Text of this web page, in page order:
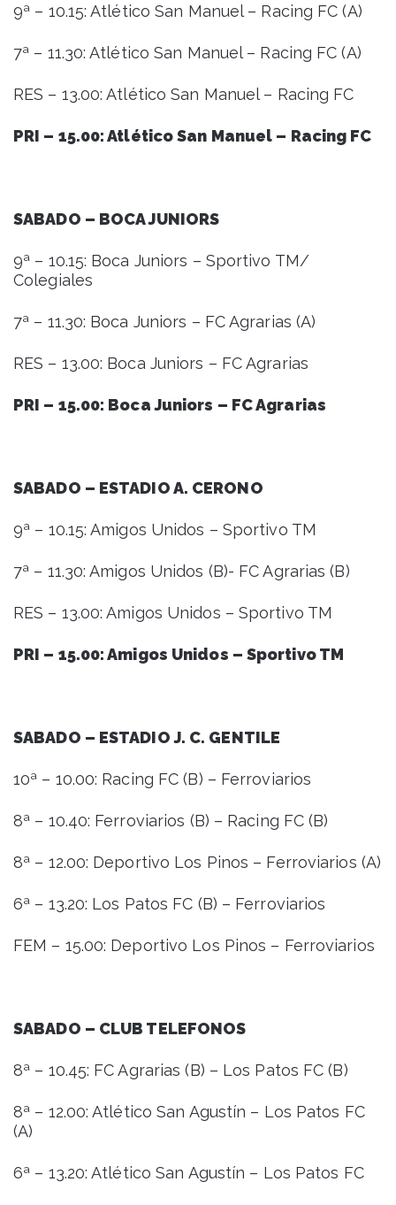
9ª – 10.15: Atlético San Manuel – Racing FC (A)
7ª – 11.30: Atlético San Manuel – Racing FC (A)
RES – 13.00: Atlético San Manuel – Racing FC
PRI – 15.00: Atlético San Manuel – Racing FC
SABADO – BOCA JUNIORS
9ª – 10.15: Boca Juniors – Sportivo TM/
Colegiales
7ª – 11.30: Boca Juniors – FC Agrarias (A)
RES – 13.00: Boca Juniors – FC Agrarias
PRI – 15.00: Boca Juniors – FC Agrarias
SABADO – ESTADIO A. CERONO
9ª – 10.15: Amigos Unidos – Sportivo TM
7ª – 11.30: Amigos Unidos (B)- FC Agrarias (B)
RES – 13.00: Amigos Unidos – Sportivo TM
PRI – 15.00: Amigos Unidos – Sportivo TM
SABADO – ESTADIO J. C. GENTILE
10ª – 10.00: Racing FC (B) – Ferroviarios
8ª – 10.40: Ferroviarios (B) – Racing FC (B)
8ª – 12.00: Deportivo Los Pinos – Ferroviarios (A)
6ª – 13.20: Los Patos FC (B) – Ferroviarios
FEM – 15.00: Deportivo Los Pinos – Ferroviarios
SABADO – CLUB TELEFONOS
8ª – 10.45: FC Agrarias (B) – Los Patos FC (B)
8ª – 12.00: Atlético San Agustín – Los Patos FC
(A)
6ª – 13.20: Atlético San Agustín – Los Patos FC